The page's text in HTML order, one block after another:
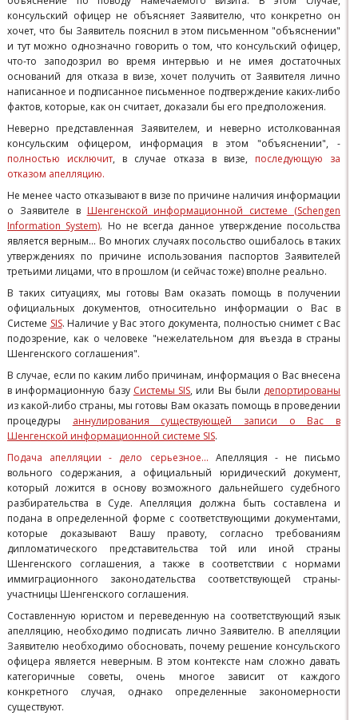
консульский офицер не объясняет Заявителю, что конкретно он
хочет, что бы Заявитель пояснил в этом письменном "объяснении"
и тут можно однозначно говорить о том, что консульский офицер,
что-то заподозрил во время интервью и не имея достаточных
оснований для отказа в визе, хочет получить от Заявителя лично
написанное и подписанное письменное подтверждение каких-либо
фактов, которые, как он считает, доказали бы его предположения.
Неверно представленная Заявителем, и неверно истолкованная
консульским офицером, информация в этом "объяснении", -
полностью исключит, в случае отказа в визе, последующую за
отказом апелляцию.
Не менее часто отказывают в визе по причине наличия информации
о Заявителе в Шенгенской информационной системе (Schengen
Information System). Но не всегда данное утверждение посольства
является верным... Во многих случаях посольство ошибалось в таких
утверждениях по причине использования паспортов Заявителей
третьими лицами, что в прошлом (и сейчас тоже) вполне реально.
В таких ситуациях, мы готовы Вам оказать помощь в получении
официальных документов, относительно информации о Вас в
Cистеме SIS. Наличие у Вас этого документа, полностью снимет с Вас
подозрение, как о человеке "нежелательном для въезда в страны
Шенгенского соглашения".
В случае, если по каким либо причинам, информация о Вас внесена
в информационную базу Системы SIS, или Вы были депортированы
из какой-либо страны, мы готовы Вам оказать помощь в проведении
процедуры аннулирования существующей записи о Вас в
Шенгенской информационной системе SIS.
Подача апелляции - дело серьезное... Апелляция - не письмо
вольного содержания, а официальный юридический документ,
который ложится в основу возможного дальнейшего судебного
разбирательства в Суде. Апелляция должна быть составлена и
подана в определенной форме с соответствующими документами,
которые доказывают Вашу правоту, согласно требованиям
дипломатического представительства той или иной страны
Шенгенского соглашения, а также в соответствии с нормами
иммиграционного законодательства соответствующей страны-
участницы Шенгенского соглашения.
Составленную юристом и переведенную на соответствующий язык
апелляцию, необходимо подписать лично Заявителю. В апелляции
Заявителю необходимо обосновать, почему решение консульского
офицера является неверным. В этом контексте нам сложно давать
категоричные советы, очень многое зависит от каждого
конкретного случая, однако определенные закономерности
существуют.